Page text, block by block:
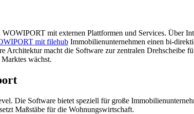
mit externen Plattformen und Services. Über
mit filehub Immobilienunternehmen einen bi-
Architektur macht die Software zur zentralen Drehscheibe
wächst.
Die Software bietet speziell für große
Maßstäbe für die Wohnungswirtschaft.